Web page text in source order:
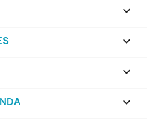



keyboard_arrow_down